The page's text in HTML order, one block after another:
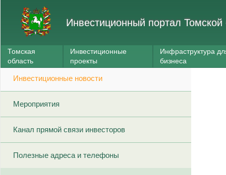
Инвестиционный портал Томской
Томская
область
Инвестиционные
проекты
Инфраструктура
бизнеса
Инвестиционные новости
Мероприятия
Канал прямой связи инвесторов
Полезные адреса и телефоны